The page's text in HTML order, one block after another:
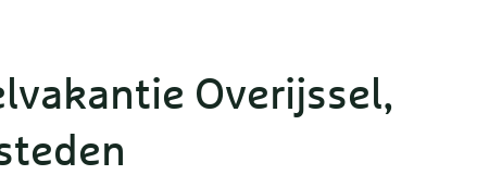
Overijssel,